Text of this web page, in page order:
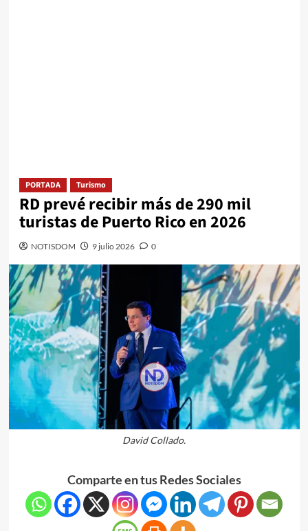
PORTADA Turismo
RD prevé recibir más de 290 mil
turistas de Puerto Rico en 2026
NOTISDOM 9 julio 2026 0
David Collado.
Comparte en tus Redes Sociales